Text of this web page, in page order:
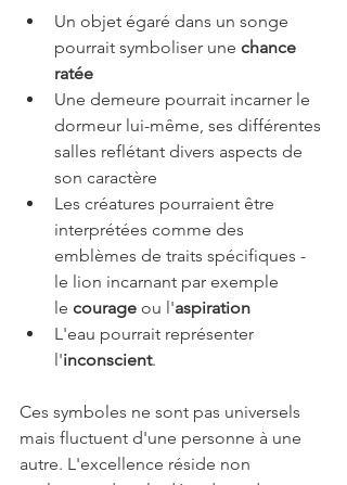
Un objet égaré dans un songe
pourrait symboliser une chance
ratée
Une demeure pourrait incarner le
dormeur lui-même, ses différentes
salles reflétant divers aspects de
son caractère
Les créatures pourraient être
interprétées comme des
emblèmes de traits spécifiques -
le lion incarnant par exemple
le courage ou l'aspiration
L'eau pourrait représenter
l'inconscient.
Ces symboles ne sont pas universels
mais fluctuent d'une personne à une
autre. L'excellence réside non